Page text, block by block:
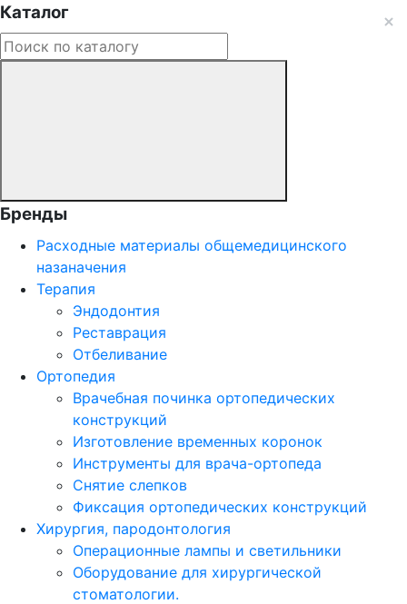
Каталог
Бренды
Расходные материалы общемедицинского
назаначения
Терапия
Эндодонтия
Реставрация
Отбеливание
Ортопедия
Врачебная починка ортопедических
конструкций
Изготовление временных коронок
Инструменты для врача-ортопеда
Снятие слепков
Фиксация ортопедических конструкций
Хирургия, пародонтология
Операционные лампы и светильники
Оборудование для хирургической
стоматологии.